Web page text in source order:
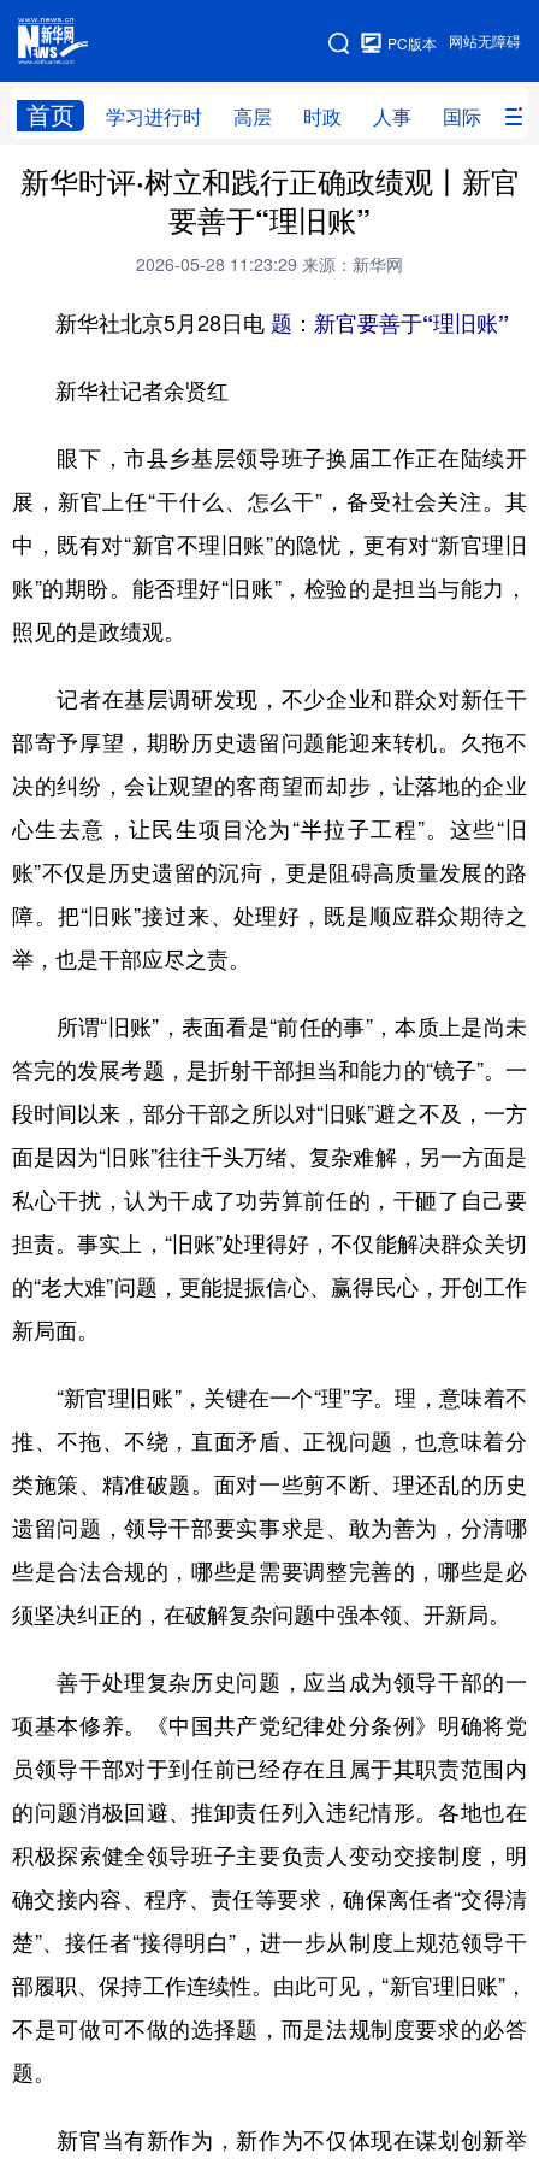
网站无障碍
PC版本
首页 学习进行时 高层 时政 人事 国际 财
网站地图
学习进行时 高层 时政 人事
财经 网评
科技 科创 量子 体育
文化 书画
食品 人居 信息化 数字经济
学术中国 乡村振兴 银龄 溯源中国
城市
彩票 娱乐 时尚 悦读
公益 一带一路 亚太网 上市公司
文化产业
地方频道
北京 天津 河北 山西
浙江 安徽 福建 江西
山东 河南 湖北 湖南
陕西 甘肃 青海 宁夏
新疆 内蒙古 黑龙江
English Español Français عربى
Русский язык 日本語 한국어
Deutsch Português
新华时评·树立和践行正确政绩观丨新官
要善于“理旧账”
2026-05-28 11:23:29 来源：新华网
新华社北京5月28日电 题：新官要善于“理旧账”
新华社记者余贤红
眼下，市县乡基层领导班子换届工作正在陆续开
展，新官上任“干什么、怎么干”，备受社会关注。其
中，既有对“新官不理旧账”的隐忧，更有对“新官理旧
账”的期盼。能否理好“旧账”，检验的是担当与能力，
照见的是政绩观。
记者在基层调研发现，不少企业和群众对新任干
部寄予厚望，期盼历史遗留问题能迎来转机。久拖不
决的纠纷，会让观望的客商望而却步，让落地的企业
心生去意，让民生项目沦为“半拉子工程”。这些“旧
账”不仅是历史遗留的沉疴，更是阻碍高质量发展的路
障。把“旧账”接过来、处理好，既是顺应群众期待之
举，也是干部应尽之责。
所谓“旧账”，表面看是“前任的事”，本质上是尚未
答完的发展考题，是折射干部担当和能力的“镜子”。一
段时间以来，部分干部之所以对“旧账”避之不及，一方
面是因为“旧账”往往千头万绪、复杂难解，另一方面是
私心干扰，认为干成了功劳算前任的，干砸了自己要
担责。事实上，“旧账”处理得好，不仅能解决群众关切
的“老大难”问题，更能提振信心、赢得民心，开创工作
新局面。
“新官理旧账”，关键在一个“理”字。理，意味着不
推、不拖、不绕，直面矛盾、正视问题，也意味着分
类施策、精准破题。面对一些剪不断、理还乱的历史
遗留问题，领导干部要实事求是、敢为善为，分清哪
些是合法合规的，哪些是需要调整完善的，哪些是必
须坚决纠正的，在破解复杂问题中强本领、开新局。
善于处理复杂历史问题，应当成为领导干部的一
项基本修养。《中国共产党纪律处分条例》明确将党
员领导干部对于到任前已经存在且属于其职责范围内
的问题消极回避、推卸责任列入违纪情形。各地也在
积极探索健全领导班子主要负责人变动交接制度，明
确交接内容、程序、责任等要求，确保离任者“交得清
楚”、接任者“接得明白”，进一步从制度上规范领导干
部履职、保持工作连续性。由此可见，“新官理旧账”，
不是可做可不做的选择题，而是法规制度要求的必答
题。
新官当有新作为，新作为不仅体现在谋划创新举